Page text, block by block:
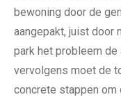
bewoning door de
aangepakt, juist door
park het probleem de
vervolgens moet de
concrete stappen